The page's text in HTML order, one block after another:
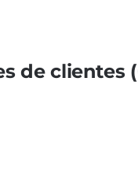
de clientes